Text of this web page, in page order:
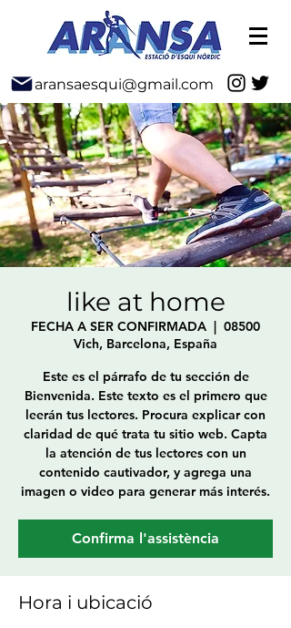
aransaesqui@gmail.com
like at home
FECHA A SER CONFIRMADA
  |
08500
Vich, Barcelona, España
Este es el párrafo de tu sección de
Bienvenida. Este texto es el primero que
leerán tus lectores. Procura explicar con
claridad de qué trata tu sitio web. Capta
la atención de tus lectores con un
contenido cautivador, y agrega una
imagen o video para generar más interés.
Confirma l'assistència
Hora i ubicació